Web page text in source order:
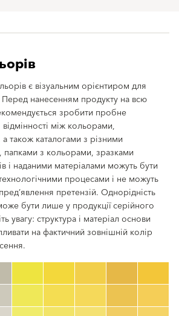
є візуальним орієнтиром для
нанесенням продукту на всю
зробити пробне
між кольорами,
також каталогами з різними
папками з кольорами, зразками
і наданими матеріалами можуть бути
процесами і не можуть
претензій. Однорідність
бути лише у продукції серійного
увагу: структура і матеріал основи
на фактичний зовнішній колір